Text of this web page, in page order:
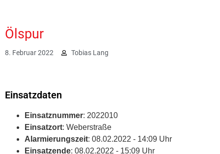
Ölspur
8. Februar 2022 Tobias Lang
Einsatzdaten
Einsatznummer: 2022010
Einsatzort: Weberstraße
Alarmierungszeit: 08.02.2022 - 14:09 Uhr
Einsatzende: 08.02.2022 - 15:09 Uhr